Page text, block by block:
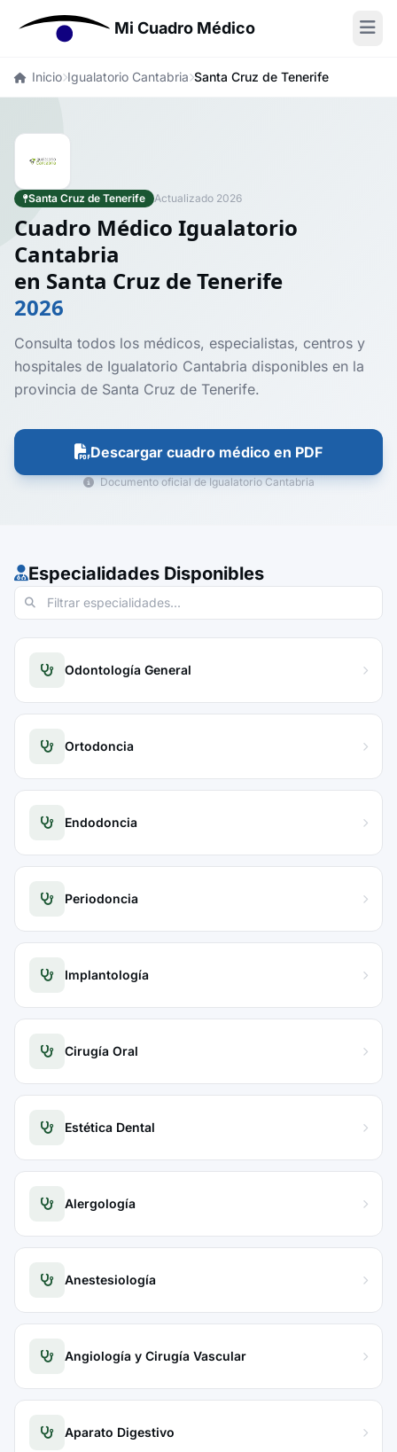
Mi Cuadro Médico
Inicio Igualatorio Cantabria Santa Cruz de Tenerife
Santa Cruz de Tenerife Actualizado 2026
Cuadro Médico Igualatorio
Cantabria
en Santa Cruz de Tenerife
2026
Consulta todos los médicos, especialistas, centros y
hospitales de Igualatorio Cantabria disponibles en la
provincia de Santa Cruz de Tenerife.
Descargar cuadro médico en PDF
Documento oficial de Igualatorio Cantabria
Especialidades Disponibles
Odontología General
Ortodoncia
Endodoncia
Periodoncia
Implantología
Cirugía Oral
Estética Dental
Alergología
Anestesiología
Angiología y Cirugía Vascular
Aparato Digestivo